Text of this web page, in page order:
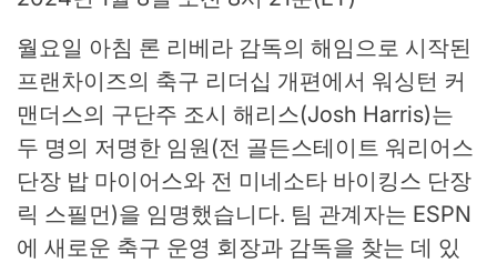
월요일 아침 론 리베라 감독의 해임으로 시작된
프랜차이즈의 축구 리더십 개편에서 워싱턴 커
맨더스의 구단주 조시 해리스(Josh Harris)는
두 명의 저명한 임원(전 골든스테이트 워리어스
단장 밥 마이어스와 전 미네소타 바이킹스 단장
릭 스필먼)을 임명했습니다. 팀 관계자는 ESPN
에 새로운 축구 운영 회장과 감독을 찾는 데 있